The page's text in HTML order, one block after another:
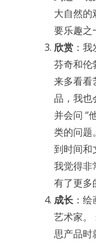
大自然的
要乐趣之
欣赏 ：
芬奇和伦
来多看看
品，我也
并会问 “
类的问题
到时间和
我觉得非
有了更多
成长 ：
艺术家。
思产品时